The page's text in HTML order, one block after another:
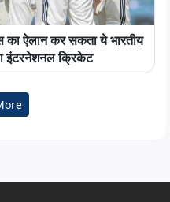
ऐलान कर सकता ये भारतीय
इंटरनेशनल क्रिकेट